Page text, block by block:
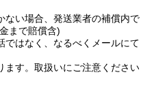
い場合、発送業者の補償内で
まで賠償含)
はなく、なるべくメールにて
す。取扱いにご注意ください